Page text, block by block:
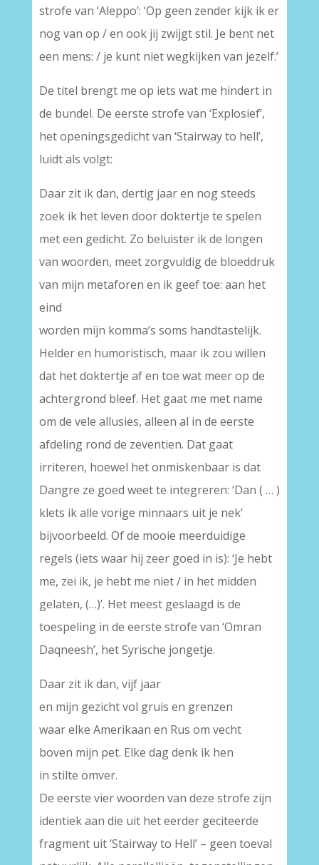
strofe van ‘Aleppo’: ‘Op geen zender kijk ik er
nog van op / en ook jij zwijgt stil. Je bent net
een mens: / je kunt niet wegkijken van jezelf.’
De titel brengt me op iets wat me hindert in
de bundel. De eerste strofe van ‘Explosief’,
het openingsgedicht van ‘Stairway to hell’,
luidt als volgt:
Daar zit ik dan, dertig jaar en nog steeds
zoek ik het leven door doktertje te spelen
met een gedicht. Zo beluister ik de longen
van woorden, meet zorgvuldig de bloeddruk
van mijn metaforen en ik geef toe: aan het
eind
worden mijn komma’s soms handtastelijk.
Helder en humoristisch, maar ik zou willen
dat het doktertje af en toe wat meer op de
achtergrond bleef. Het gaat me met name
om de vele allusies, alleen al in de eerste
afdeling rond de zeventien. Dat gaat
irriteren, hoewel het onmiskenbaar is dat
Dangre ze goed weet te integreren: ‘Dan ( … )
klets ik alle vorige minnaars uit je nek’
bijvoorbeeld. Of de mooie meerduidige
regels (iets waar hij zeer goed in is): ‘Je hebt
me, zei ik, je hebt me niet / in het midden
gelaten, (…)’. Het meest geslaagd is de
toespeling in de eerste strofe van ‘Omran
Daqneesh’, het Syrische jongetje.
Daar zit ik dan, vijf jaar
en mijn gezicht vol gruis en grenzen
waar elke Amerikaan en Rus om vecht
boven mijn pet. Elke dag denk ik hen
in stilte omver.
De eerste vier woorden van deze strofe zijn
identiek aan die uit het eerder geciteerde
fragment uit ‘Stairway to Hell’ – geen toeval